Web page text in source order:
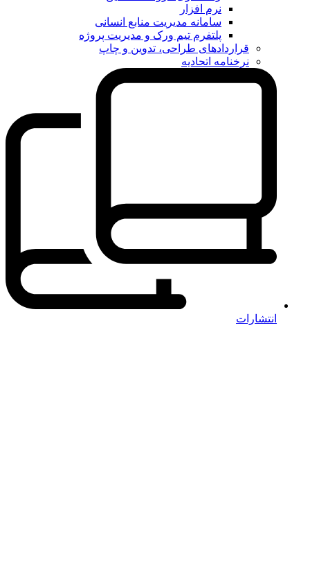
نرم افزار
سامانه مدیریت منابع انسانی
پلتفرم تیم ورک و مدیریت پروژه
قراردادهای طراحی، تدوین و چاپ
نرخنامه اتحادیه
انتشارات